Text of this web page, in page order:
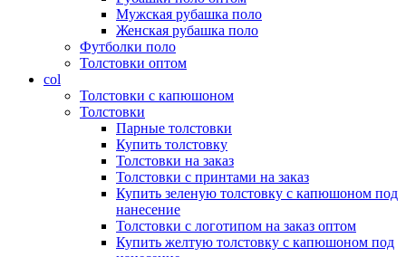
Мужская рубашка поло
Женская рубашка поло
Футболки поло
Толстовки оптом
col
Толстовки с капюшоном
Толстовки
Парные толстовки
Купить толстовку
Толстовки на заказ
Толстовки с принтами на заказ
Купить зеленую толстовку с капюшоном под
нанесение
Толстовки с логотипом на заказ оптом
Купить желтую толстовку с капюшоном под